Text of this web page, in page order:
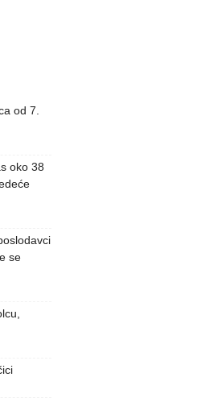
od 7.
oko 38
se